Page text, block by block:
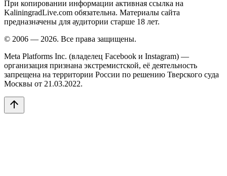
При копировании информации активная ссылка на
KaliningradLive.com обязательна. Материалы сайта
предназначены для аудитории старше 18 лет.
© 2006 — 2026. Все права защищены.
Meta Platforms Inc. (владелец Facebook и Instagram) —
организация признана экстремистской, её деятельность
запрещена на территории России по решению Тверского суда
Москвы от 21.03.2022.
arrow_upward